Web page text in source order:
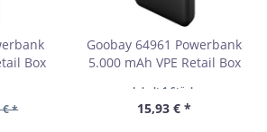
Box
€ *
Goobay 64961 Powerbank
5.000 mAh VPE Retail Box
Inhalt 1 Stück
15,93 € *